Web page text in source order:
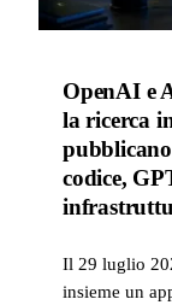
OpenAI e
la ricerca
codice,
Il 29 luglio
insieme un